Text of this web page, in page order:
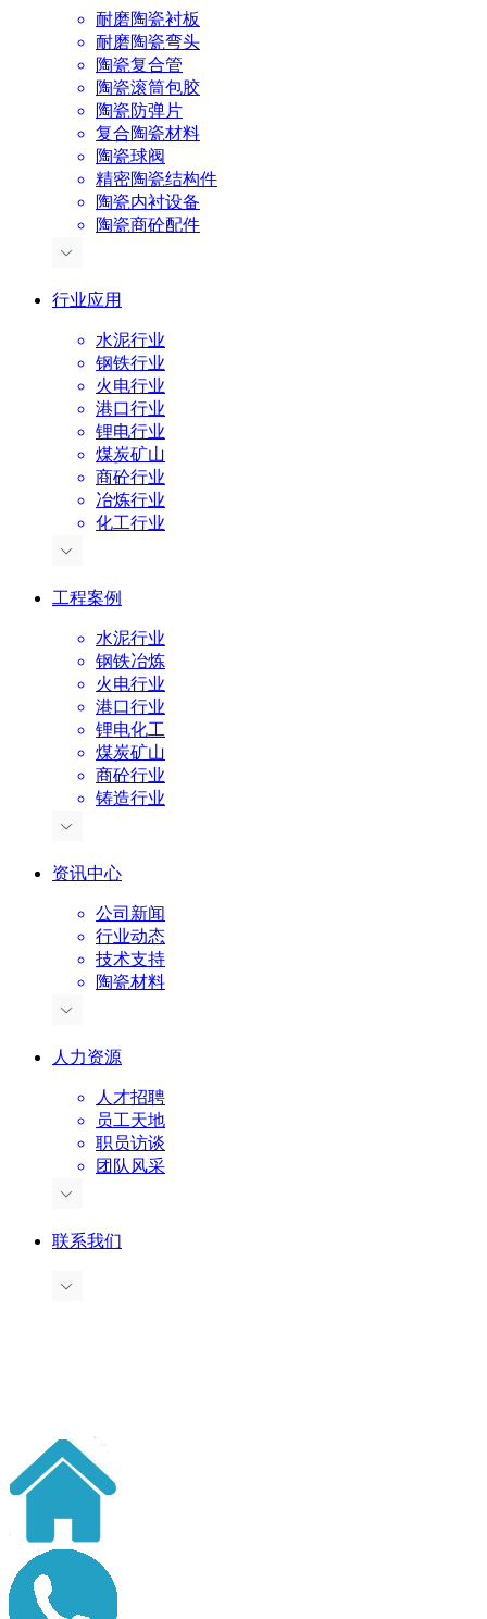
耐磨陶瓷衬板
耐磨陶瓷弯头
陶瓷复合管
陶瓷滚筒包胶
陶瓷防弹片
复合陶瓷材料
陶瓷球阀
精密陶瓷结构件
陶瓷内衬设备
陶瓷商砼配件
行业应用
水泥行业
钢铁行业
火电行业
港口行业
锂电行业
煤炭矿山
商砼行业
冶炼行业
化工行业
工程案例
水泥行业
钢铁冶炼
火电行业
港口行业
锂电化工
煤炭矿山
商砼行业
铸造行业
资讯中心
公司新闻
行业动态
技术支持
陶瓷材料
人力资源
人才招聘
员工天地
职员访谈
团队风采
联系我们